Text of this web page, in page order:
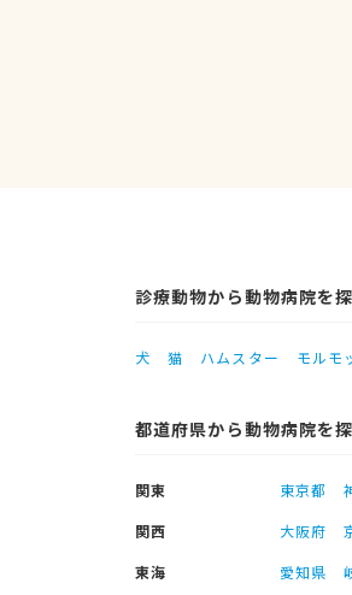
診療動物から動物病院を
犬 猫 ハムスター モルモ
都道府県から動物病院を
関東 東京都
関西
大阪府
東海
愛知県